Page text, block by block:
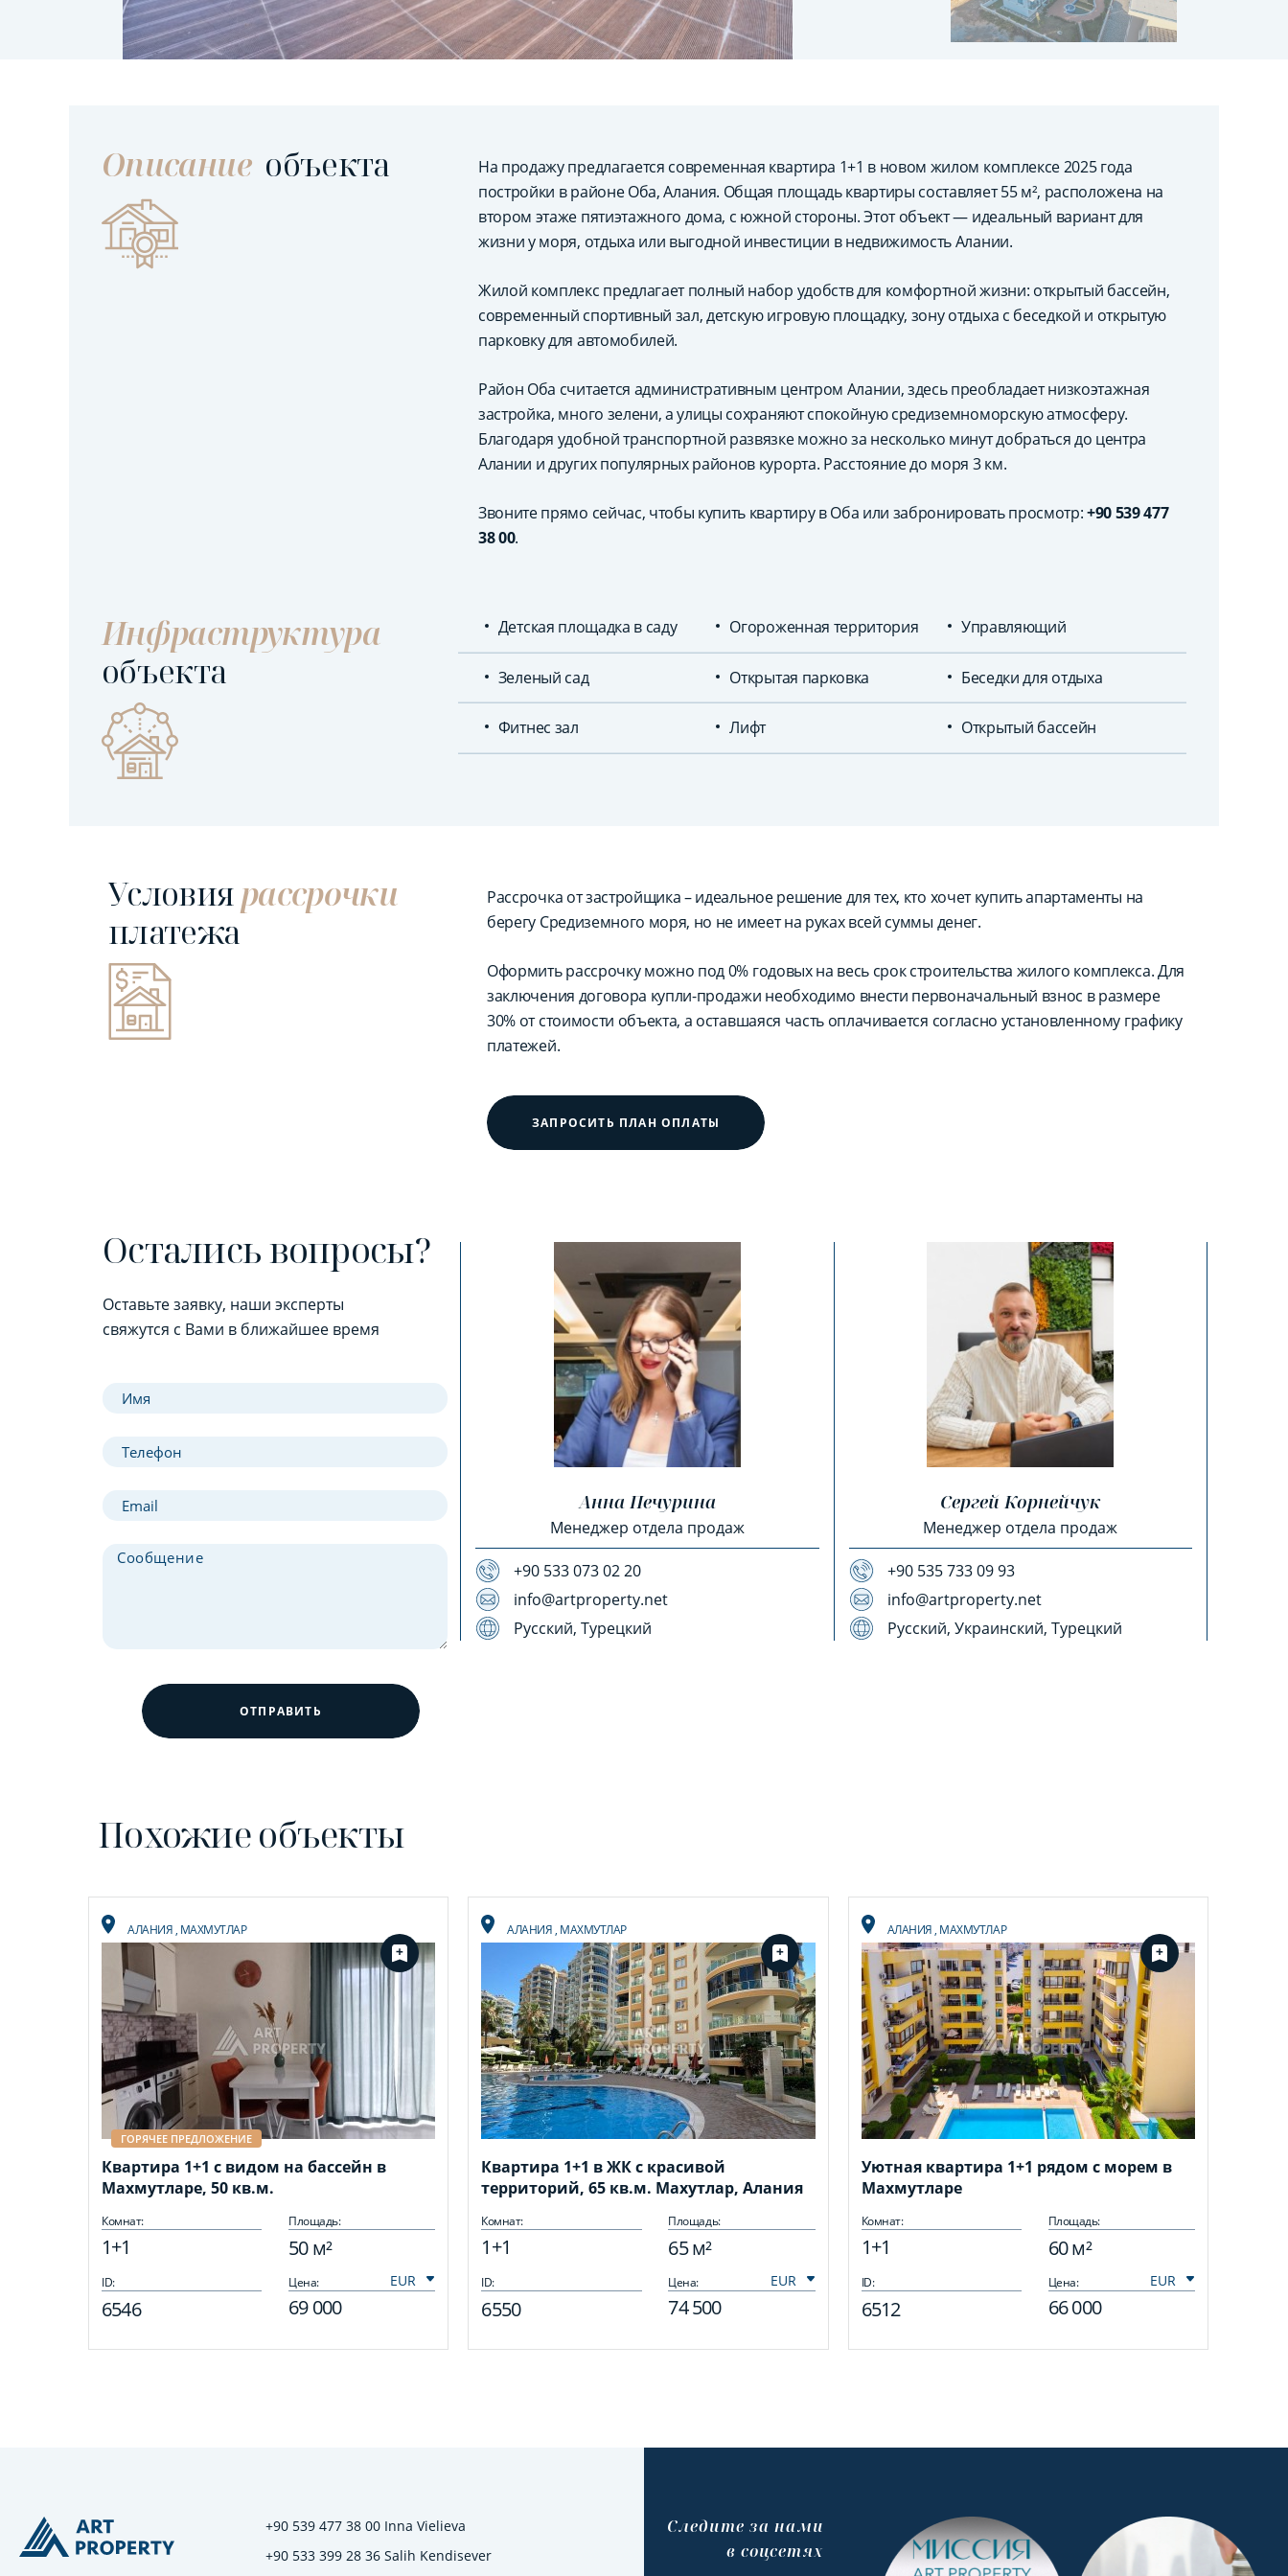
Описание объекта
На продажу предлагается современная квартира 1+1 в новом жилом комплексе 2025 года
постройки в районе Оба, Алания. Общая площадь квартиры составляет 55 м², расположена на
втором этаже пятиэтажного дома, с южной стороны. Этот объект — идеальный вариант для
жизни у моря, отдыха или выгодной инвестиции в недвижимость Алании.
Жилой комплекс предлагает полный набор удобств для комфортной жизни: открытый бассейн,
современный спортивный зал, детскую игровую площадку, зону отдыха с беседкой и открытую
парковку для автомобилей.
Район Оба считается административным центром Алании, здесь преобладает низкоэтажная
застройка, много зелени, а улицы сохраняют спокойную средиземноморскую атмосферу.
Благодаря удобной транспортной развязке можно за несколько минут добраться до центра
Алании и других популярных районов курорта. Расстояние до моря 3 км.
Звоните прямо сейчас, чтобы купить квартиру в Оба или забронировать просмотр:+90 539 477
38 00.
Инфраструктура
объекта
Детская площадка в саду Огороженная территория Управляющий
Зеленый сад Открытая парковка Беседки для отдыха
Фитнес зал Лифт Открытый бассейн
Условиярассрочки
платежа
Рассрочка от застройщика – идеальное решение для тех, кто хочет купить апартаменты на
берегу Средиземного моря, но не имеет на руках всей суммы денег.
Оформить рассрочку можно под 0% годовых на весь срок строительства жилого комплекса. Для
заключения договора купли-продажи необходимо внести первоначальный взнос в размере
30% от стоимости объекта, а оставшаяся часть оплачивается согласно установленному графику
платежей.
ЗАПРОСИТЬ ПЛАН ОПЛАТЫ
Остались вопросы?
Оставьте заявку, наши эксперты
свяжутся с Вами в ближайшее время
ОТПРАВИТЬ
Анна Печурина
Менеджер отдела продаж
+90 533 073 02 20
info@artproperty.net
Русский, Турецкий
Сергей Корнейчук
Менеджер отдела продаж
+90 535 733 09 93
info@artproperty.net
Русский, Украинский, Турецкий
Похожие объекты
АЛАНИЯ, МАХМУТЛАР
ГОРЯЧЕЕ ПРЕДЛОЖЕНИЕ
Квартира 1+1 с видом на бассейн в
Махмутларе, 50 кв.м.
Комнат:
1+1
Площадь:
50 м²
ID:
6546
Цена:
69 000
АЛАНИЯ, МАХМУТЛАР
Квартира 1+1 в ЖК с красивой
территорий, 65 кв.м. Махутлар, Алания
Комнат:
1+1
Площадь:
65 м²
ID:
6550
Цена:
74 500
АЛАНИЯ, МАХМУТЛАР
Уютная квартира 1+1 рядом с морем в
Махмутларе
Комнат:
1+1
Площадь:
60 м²
ID:
6512
Цена:
66 000
+90 539 477 38 00 Inna Vielieva
+90 533 399 28 36 Salih Kendisever
Cледите за нами
в соцсетях